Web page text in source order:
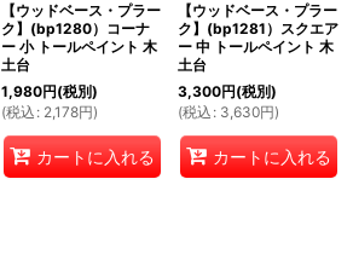
【ウッドベース・プラー
ク】(bp1280）コーナ
ー 小 トールペイント 木
土台
1,980円(税別)
(税込 : 2,178円)
カートに入れる
【ウッドベース・プラー
ク】(bp1281）スクエア
ー 中 トールペイント 木
土台
3,300円(税別)
(税込 : 3,630円)
カートに入れる